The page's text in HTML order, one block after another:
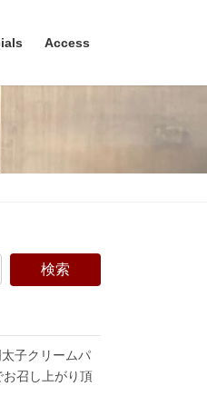
Access
子クリームパ
召し上がり頂